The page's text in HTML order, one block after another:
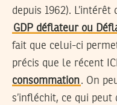
depuis 1962).
GDP déflateur ou
fait que celui-ci
précis que le récent
consommation. On
s’infléchit, ce qui peut